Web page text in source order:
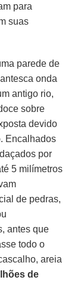
para
suas
parede de
onda
antigo rio,
sobre
devido
Encalhados
por
5 milímetros
de pedras,
antes que
todo o
areia
de